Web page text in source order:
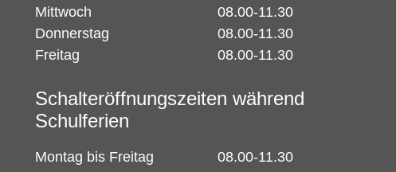
Mittwoch
08.00-11.30
Donnerstag
08.00-11.30
Freitag
08.00-11.30
Schalteröffnungszeiten während
Schulferien
Montag bis Freitag 08.00-11.30